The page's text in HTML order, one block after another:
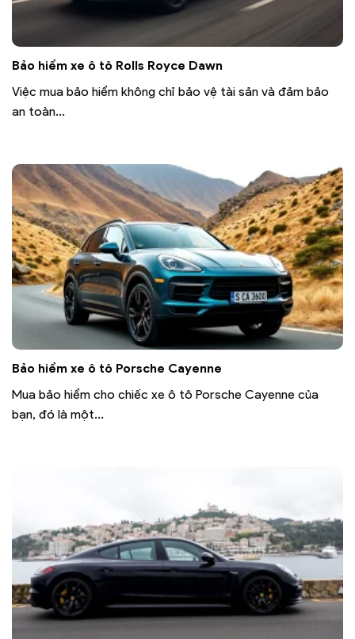
Bảo hiểm xe ô tô Rolls Royce Dawn
Việc mua bảo hiểm không chỉ bảo vệ tài sản và đảm bảo
an toàn...
Bảo hiểm xe ô tô Porsche Cayenne
Mua bảo hiểm cho chiếc xe ô tô Porsche Cayenne của
bạn, đó là một...